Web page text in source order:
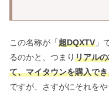
この名称が「超DQXTV 」
るのかと、つまりリアル
て、マイタウンを購入で
ですが、さすがにそれをや